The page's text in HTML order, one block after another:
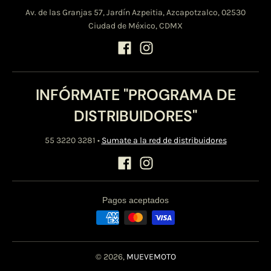
Av. de las Granjas 57, Jardín Azpeitia, Azcapotzalco, 02530
Ciudad de México, CDMX
INFÓRMATE "PROGRAMA DE
DISTRIBUIDORES"
55 3220 3281 • Sumate a la red de distribuidores
Pagos aceptados
© 2026, MUEVEMOTO